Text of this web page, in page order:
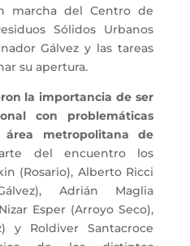
marcha del Centro de
Sólidos Urbanos
Gálvez y las tareas
su apertura.
la importancia de ser
con problemáticas
metropolitana de
del encuentro los
(Rosario), Alberto Ricci
Adrián Maglia
Esper (Arroyo Seco),
y Roldiver Santacroce